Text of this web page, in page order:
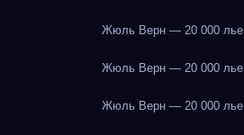
Жюль Верн — 20 000 лье
Жюль Верн — 20 000 лье
Жюль Верн — 20 000 лье